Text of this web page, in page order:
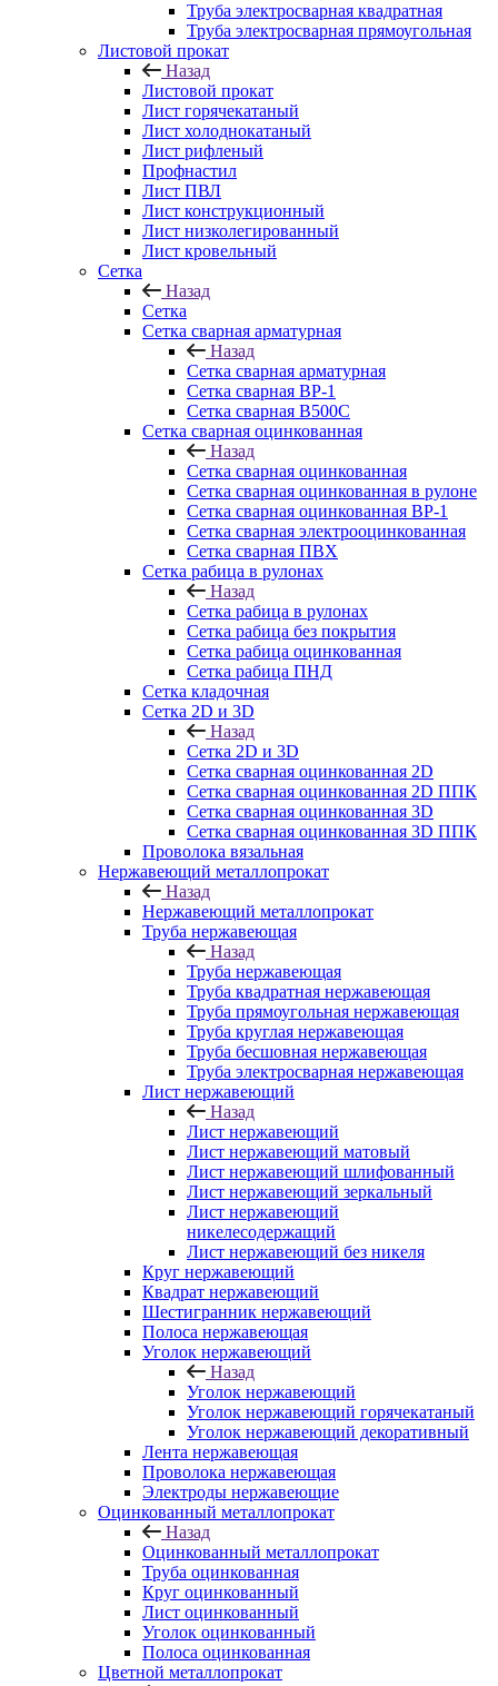
Труба электросварная квадратная
Труба электросварная прямоугольная
Листовой прокат
Назад
Листовой прокат
Лист горячекатаный
Лист холоднокатаный
Лист рифленый
Профнастил
Лист ПВЛ
Лист конструкционный
Лист низколегированный
Лист кровельный
Сетка
Назад
Сетка
Сетка сварная арматурная
Назад
Сетка сварная арматурная
Сетка сварная ВР-1
Сетка сварная В500С
Сетка сварная оцинкованная
Назад
Сетка сварная оцинкованная
Сетка сварная оцинкованная в рулоне
Сетка сварная оцинкованная ВР-1
Сетка сварная электрооцинкованная
Сетка сварная ПВХ
Сетка рабица в рулонах
Назад
Сетка рабица в рулонах
Сетка рабица без покрытия
Сетка рабица оцинкованная
Сетка рабица ПНД
Сетка кладочная
Сетка 2D и 3D
Назад
Сетка 2D и 3D
Сетка сварная оцинкованная 2D
Сетка сварная оцинкованная 2D ППК
Сетка сварная оцинкованная 3D
Сетка сварная оцинкованная 3D ППК
Проволока вязальная
Нержавеющий металлопрокат
Назад
Нержавеющий металлопрокат
Труба нержавеющая
Назад
Труба нержавеющая
Труба квадратная нержавеющая
Труба прямоугольная нержавеющая
Труба круглая нержавеющая
Труба бесшовная нержавеющая
Труба электросварная нержавеющая
Лист нержавеющий
Назад
Лист нержавеющий
Лист нержавеющий матовый
Лист нержавеющий шлифованный
Лист нержавеющий зеркальный
Лист нержавеющий
никелесодержащий
Лист нержавеющий без никеля
Круг нержавеющий
Квадрат нержавеющий
Шестигранник нержавеющий
Полоса нержавеющая
Уголок нержавеющий
Назад
Уголок нержавеющий
Уголок нержавеющий горячекатаный
Уголок нержавеющий декоративный
Лента нержавеющая
Проволока нержавеющая
Электроды нержавеющие
Оцинкованный металлопрокат
Назад
Оцинкованный металлопрокат
Труба оцинкованная
Круг оцинкованный
Лист оцинкованный
Уголок оцинкованный
Полоса оцинкованная
Цветной металлопрокат